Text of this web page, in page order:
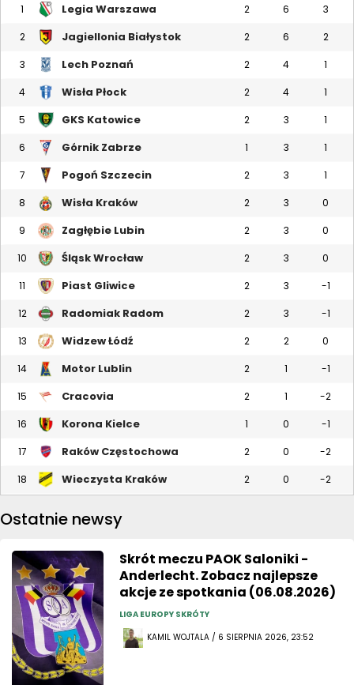
1 Legia Warszawa 2 6 3
2 Jagiellonia Białystok 2 6 2
3 Lech Poznań 2 4 1
4 Wisła Płock 2 4 1
5 GKS Katowice 2 3 1
6 Górnik Zabrze 1 3 1
7 Pogoń Szczecin 2 3 1
8 Wisła Kraków 2 3 0
9 Zagłębie Lubin 2 3 0
10 Śląsk Wrocław 2 3 0
11 Piast Gliwice 2 3 -1
12 Radomiak Radom 2 3 -1
13 Widzew Łódź 2 2 0
14 Motor Lublin 2 1 -1
15 Cracovia 2 1 -2
16 Korona Kielce 1 0 -1
17 Raków Częstochowa 2 0 -2
18 Wieczysta Kraków 2 0 -2
Ostatnie newsy
Skrót meczu PAOK Saloniki -
Anderlecht. Zobacz najlepsze
akcje ze spotkania (06.08.2026)
LIGA EUROPY SKRÓTY
KAMIL WOJTALA / 6 SIERPNIA 2026, 23:52